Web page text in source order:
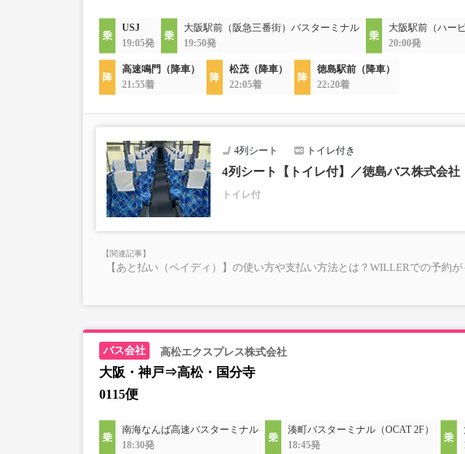
USJ
19:05発
大阪駅前（阪急三番街）バスターミナル
19:50発
大阪駅前（ハー
20:00発
高速鳴門（降車）
21:55着
松茂（降車）
22:05着
徳島駅前（降車）
22:20着
4列シート トイレ付き
4列シート【トイレ付】／徳島バス株式会社
トイレ付
【あと払い（ペイディ）】の使い方や支払い方法とは？WILLERでの予約が
高松エクスプレス株式会社
大阪・神戸⇒高松・国分寺
0115便
南海なんば高速バスターミナル
18:30発
湊町バスターミナル（OCAT 2F）
18:45発